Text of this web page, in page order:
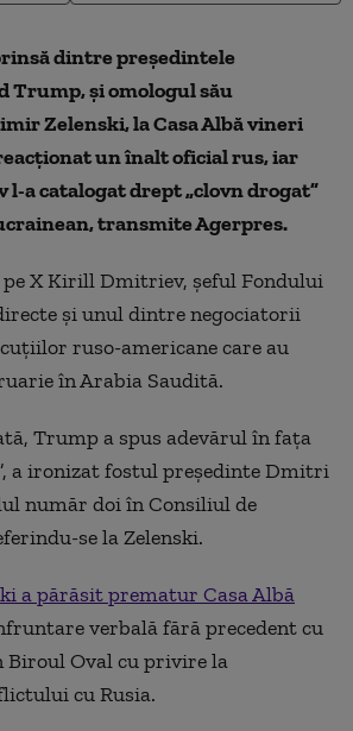
dintre preşedintele
Trump, şi omologul său
Zelenski, la Casa Albă vineri
un înalt oficial rus, iar
a catalogat drept „clovn drogat”
transmite Agerpres.
pe X Kirill Dmitriev, şeful Fondului
şi unul dintre negociatorii
ruso-americane care au
în Arabia Saudită.
Trump a spus adevărul în faţa
a ironizat fostul preşedinte Dmitri
număr doi în Consiliul de
se la Zelenski.
a părăsit prematur Casa Albă
verbală fără precedent cu
Biroul Oval cu privire la
cu Rusia.